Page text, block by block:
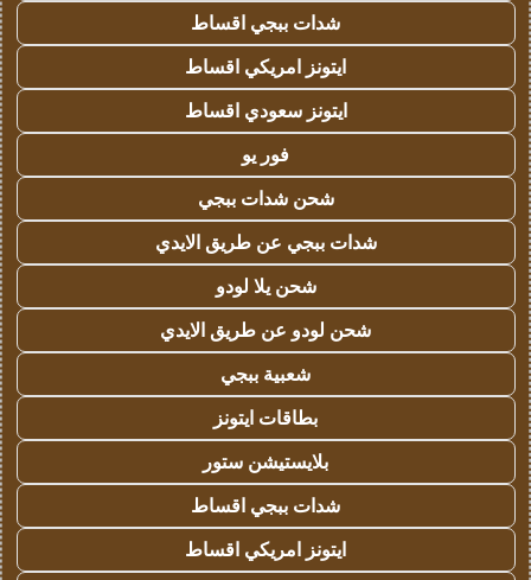
شدات ببجي اقساط
ايتونز امريكي اقساط
ايتونز سعودي اقساط
فور يو
شحن شدات ببجي
شدات ببجي عن طريق الايدي
شحن يلا لودو
شحن لودو عن طريق الايدي
شعبية ببجي
بطاقات ايتونز
بلايستيشن ستور
شدات ببجي اقساط
ايتونز امريكي اقساط